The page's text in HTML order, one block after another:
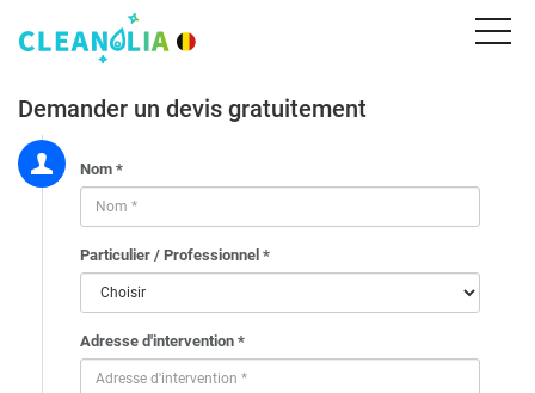
Demander un devis gratuitement
Nom *
Particulier / Professionnel *
Adresse d'intervention *